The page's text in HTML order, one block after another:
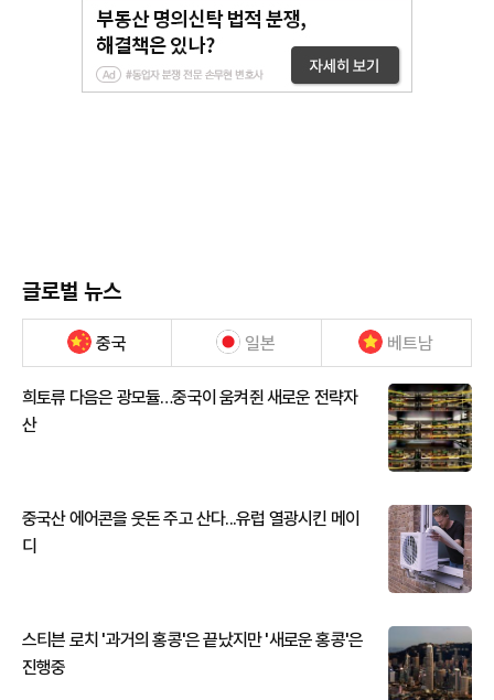
글로벌 뉴스
중국 일본 베트남
희토류 다음은 광모듈…중국이 움켜쥔 새로운 전략자
산
중국산 에어콘을 웃돈 주고 산다...유럽 열광시킨 메이
디
스티븐 로치 '과거의 홍콩'은 끝났지만 '새로운 홍콩'은
진행중